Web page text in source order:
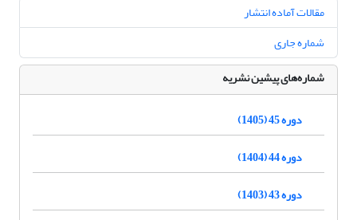
مقالات آماده انتشار
شماره جاری
شماره‌های پیشین نشریه
دوره 45 (1405)
دوره 44 (1404)
دوره 43 (1403)